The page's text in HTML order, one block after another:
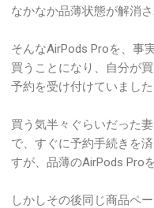
なかなか品薄状態が解消さ
そんなAirPods Proを、事
買うことになり、自分が
予約を受け付けていまし
買う気半々ぐらいだった
で、すぐに予約手続きを
すが、品薄のAirPods Pro
しかしその後同じ商品ペ